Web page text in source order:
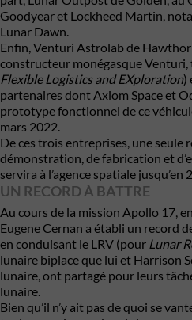
Goodyear et Lockheed Martin,
Lunar Dawn.
Enfin,Venturi Astrolabde
constructeur monégasque Venturi,
Flexible Logistics and EXploration)
partenaires dont Axiom Space et
prototype fonctionnel de ce
mars 2022.
De ces trois entreprises, une
démonstration, de fabrication et
servira à l’agence spatiale jusqu’en
UN RECORD À BATTRE
Au cours de la mission Apollo 17,
Eugene Cernan a établi un record
en conduisant le LRV (pour Lunar
lunaire biplace que lui et Harrison
lunaire, ont partagé pour leurs
lunaire.
Bien qu’il n’y ait pas de quoi se